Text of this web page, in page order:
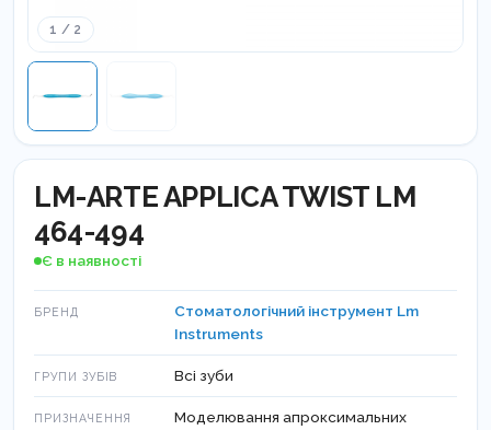
1 / 2
LM-ARTE APPLICA TWIST LM
464-494
Є в наявності
БРЕНД
Стоматологічний інструмент Lm
Instruments
ГРУПИ ЗУБІВ Всі зуби
ПРИЗНАЧЕННЯ
Моделювання апроксимальних